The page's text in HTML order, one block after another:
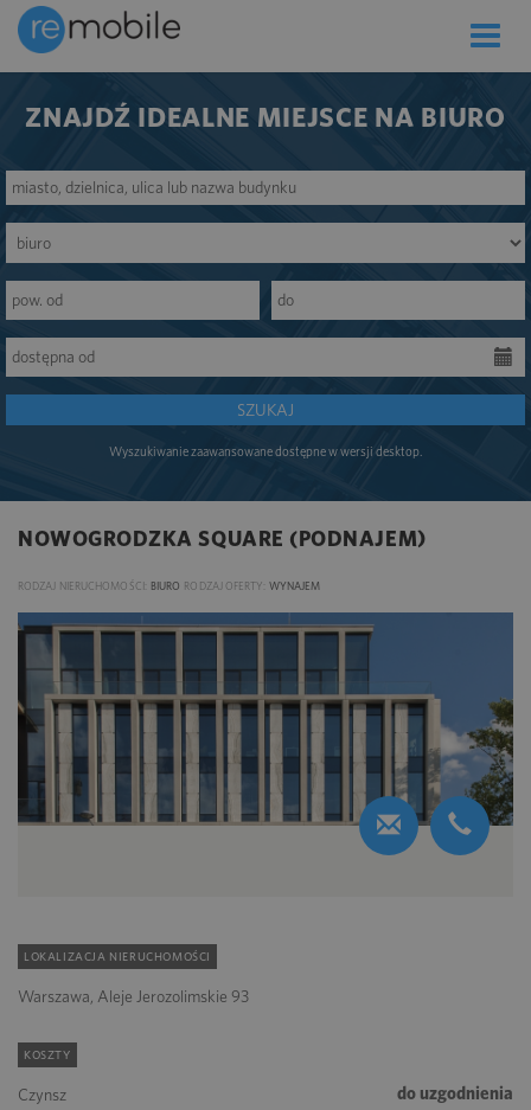
Toggle
ZNAJDŹ IDEALNE MIEJSCE NA BIURO
SZUKAJ
Wyszukiwanie zaawansowane dostępne w wersji desktop.
NOWOGRODZKA SQUARE (PODNAJEM)
RODZAJ NIERUCHOMOŚCI: BIURO RODZAJ OFERTY: WYNAJEM
LOKALIZACJA NIERUCHOMOŚCI
Warszawa, Aleje Jerozolimskie 93
KOSZTY
Czynsz do uzgodnienia